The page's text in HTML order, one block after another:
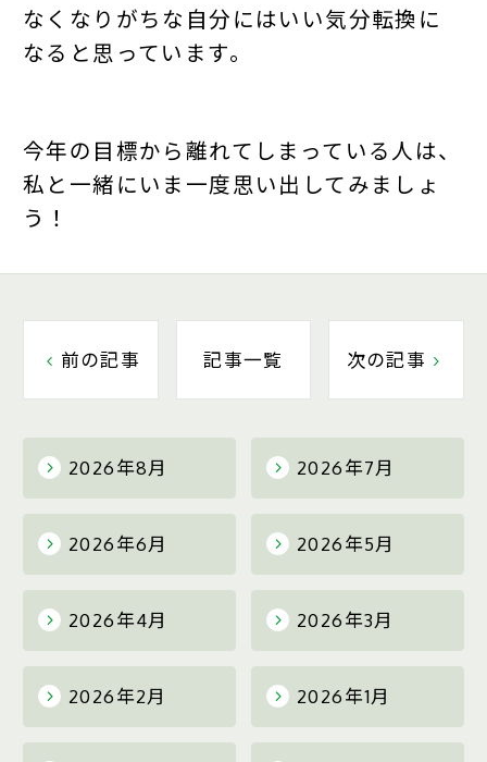
2026年8月 2026年7月
2026年6月 2026年5月
2026年4月 2026年3月
2026年2月 2026年1月
なくなりがちな自分にはいい気分転換に
なると思っています。
今年の目標から離れてしまっている人は、
私と一緒にいま一度思い出してみましょ
う！
前の記事 記事一覧 次の記事